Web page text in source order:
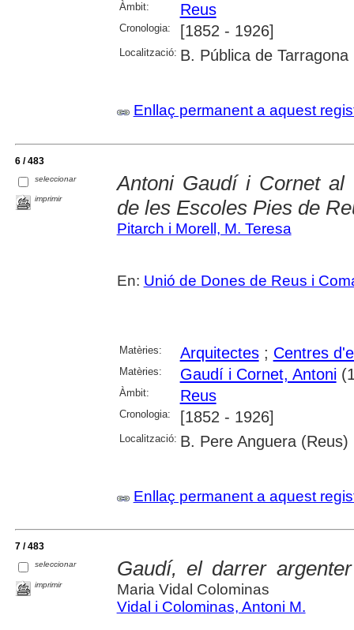
Àmbit: Reus
Cronologia: [1852 - 1926]
Localització: B. Pública de Tarragona
Enllaç permanent a aquest
6 / 483
seleccionar
imprimir
Antoni Gaudí i Cornet al
de les Escoles Pies de
Pitarch i Morell, M. Teresa
En: Unió de Dones de Reus i
Matèries: Arquitectes; Centres
Matèries: Gaudí i Cornet, Antoni
Àmbit: Reus
Cronologia: [1852 - 1926]
Localització: B. Pere Anguera (Reus)
Enllaç permanent a aquest
7 / 483
seleccionar
imprimir
Gaudí, el darrer
Maria Vidal Colominas
Vidal i Colominas, Antoni M.